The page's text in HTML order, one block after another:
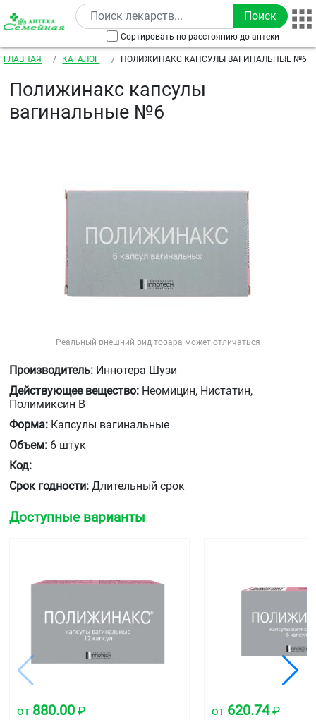
Перейти к основному содержанию
Сортировать по расстоянию до аптеки
Строка навигации
ГЛАВНАЯ КАТАЛОГ ПОЛИЖИНАКС КАПСУЛЫ ВАГИНАЛЬНЫЕ №6
Полижинакс капсулы
вагинальные №6
Реальный внешний вид товара может отличаться
Производитель: Иннотера Шузи
Действующее вещество: Неомицин, Нистатин,
Полимиксин B
Форма: Капсулы вагинальные
Объем: 6 штук
Код:
Срок годности: Длительный срок
Доступные варианты
от 880.00 ₽ от 620.74₽